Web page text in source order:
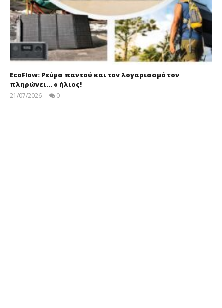
EcoFlow: Ρεύμα παντού και τον λογαριασμό τον
πληρώνει… ο ήλιος!
21/07/2026 0